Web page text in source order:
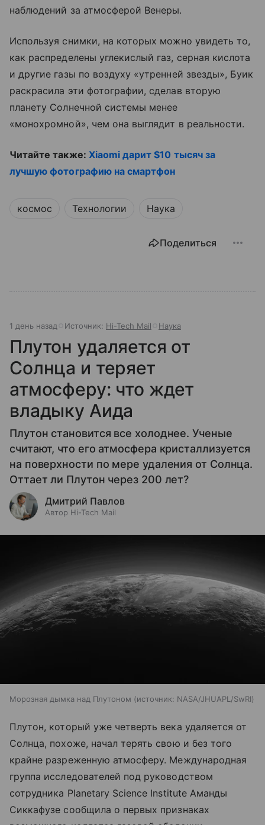
наблюдений за атмосферой Венеры.
Используя снимки, на которых можно увидеть то,
как распределены углекислый газ, серная кислота
и другие газы по воздуху «утренней звезды», Буик
раскрасила эти фотографии, сделав вторую
планету Солнечной системы менее
«монохромной», чем она выглядит в реальности.
Читайте также: Xiaomi дарит $10 тысяч за
лучшую фотографию на смартфон
космос Технологии Наука
Поделиться
1 день назад Источник: Hi-Tech Mail Наука
Плутон удаляется от
Солнца и теряет
атмосферу: что ждет
владыку Аида
Плутон становится все холоднее. Ученые
считают, что его атмосфера кристаллизуется
на поверхности по мере удаления от Солнца.
Оттает ли Плутон через 200 лет?
Дмитрий Павлов
Автор Hi-Tech Mail
Морозная дымка над Плутоном источник: NASA/JHUAPL/SwRI
Плутон, который уже четверть века удаляется от
Солнца, похоже, начал терять свою и без того
крайне разреженную атмосферу. Международная
группа исследователей под руководством
сотрудника Planetary Science Institute Аманды
Сиккафузе сообщила о первых признаках